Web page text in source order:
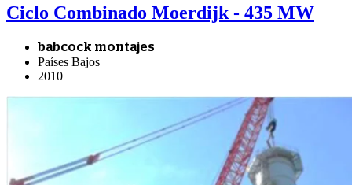
Ciclo Combinado Moerdijk - 435 MW
babcock montajes
Países Bajos
2010